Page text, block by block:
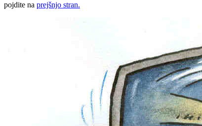
pojdite na prejšnjo stran.